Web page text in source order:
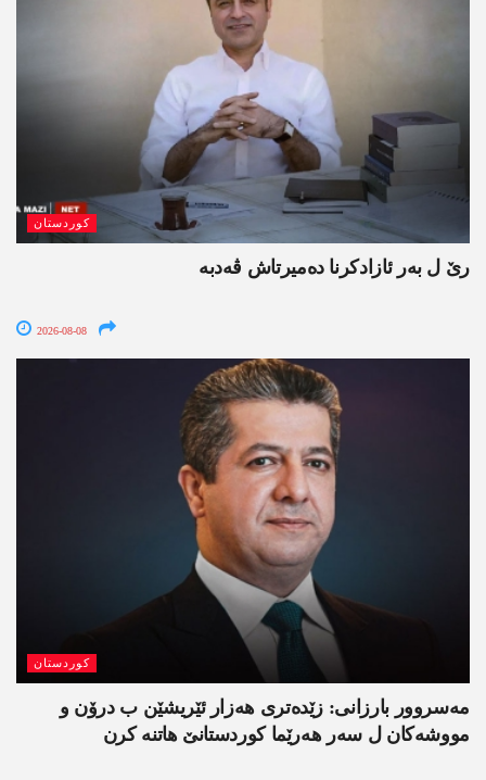
کوردستان
رێ ل بەر ئازادکرنا دەمیرتاش ڤەدبە
2026-08-08
کوردستان
مەسروور بارزانی: زێدەتری ھەزار ئێریشێن ب درۆن و
مووشەکان ل سەر ھەرێما کوردستانێ ھاتنە کرن